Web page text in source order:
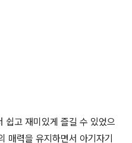
쉽고 재미있게 즐길 수 있었으
매력을 유지하면서 아기자기